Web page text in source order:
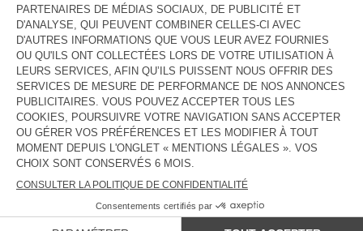
Samedi
10:00 - 12:30 / 14:30 - 19:00
Dimanche
10:00 - 12:30 / 14:30 - 19:00
CONTACT
Tél. :(+33) 09 67 77 73 59
E-mail :contact@americanvintage-store.com
LANGUE :